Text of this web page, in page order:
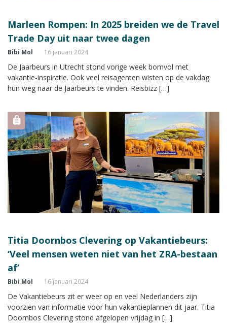
Marleen Rompen: In 2025 breiden we de Travel
Trade Day uit naar twee dagen
Bibi Mol 16 januari 2024
De Jaarbeurs in Utrecht stond vorige week bomvol met
vakantie-inspiratie. Ook veel reisagenten wisten op de vakdag
hun weg naar de Jaarbeurs te vinden. Reisbizz […]
Titia Doornbos Clevering op Vakantiebeurs:
‘Veel mensen weten niet van het ZRA-bestaan
af’
Bibi Mol 16 januari 2024
De Vakantiebeurs zit er weer op en veel Nederlanders zijn
voorzien van informatie voor hun vakantieplannen dit jaar. Titia
Doornbos Clevering stond afgelopen vrijdag in […]